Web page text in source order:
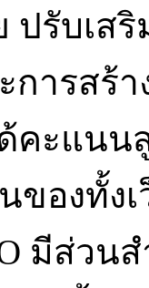
ปรับเส
ารสร้
คะแนน
ของทั้ง
มีส่ว